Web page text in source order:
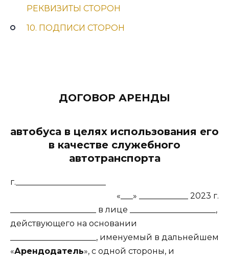
РЕКВИЗИТЫ СТОРОН
10. ПОДПИСИ СТОРОН
ДОГОВОР АРЕНДЫ
автобуса в целях использования его
в качестве служебного
автотранспорта
г.______________________
«___» ____________ 2023 г.
_____________________ в лице _____________________,
действующего на основании
_____________________, именуемый в дальнейшем
«Арендодатель», с одной стороны, и